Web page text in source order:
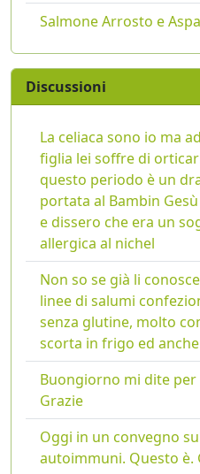
Salmone Arrosto e
Discussioni
La celiaca sono io ma
figlia lei soffre di
questo periodo è un
portata al Bambin
e dissero che era un
allergica al nichel
Non so se già li
linee di salumi
senza glutine, molto
scorta in frigo ed
Buongiorno mi dite per
Grazie
Oggi in un convegno
autoimmuni. Questo è.